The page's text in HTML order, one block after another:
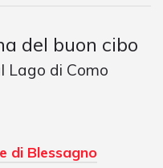
del buon cibo
Lago di Como
di Blessagno